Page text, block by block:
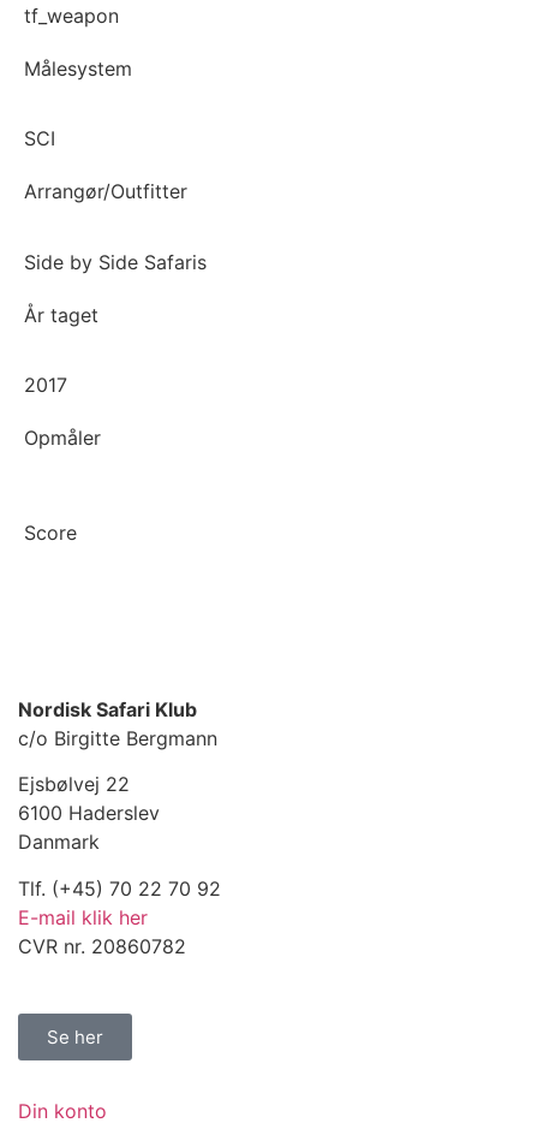
tf_weapon
Målesystem
SCI
Arrangør/Outfitter
Side by Side Safaris
År taget
2017
Opmåler
Score
Nordisk Safari Klub
c/o Birgitte Bergmann
Ejsbølvej 22
6100 Haderslev
Danmark
Tlf. (+45) 70 22 70 92
E-mail klik her
CVR nr. 20860782
Se her
Din konto